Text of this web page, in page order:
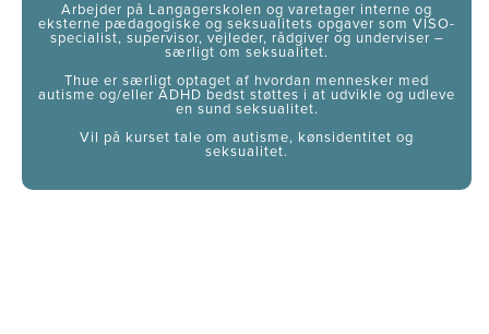
Arbejder på Langagerskolen og varetager interne og
eksterne pædagogiske og seksualitets opgaver som VISO-
specialist, supervisor, vejleder, rådgiver og underviser –
særligt om seksualitet.
Thue er særligt optaget af hvordan mennesker med
autisme og/eller ADHD bedst støttes i at udvikle og udleve
en sund seksualitet.
Vil på kurset tale om autisme, kønsidentitet og
seksualitet.